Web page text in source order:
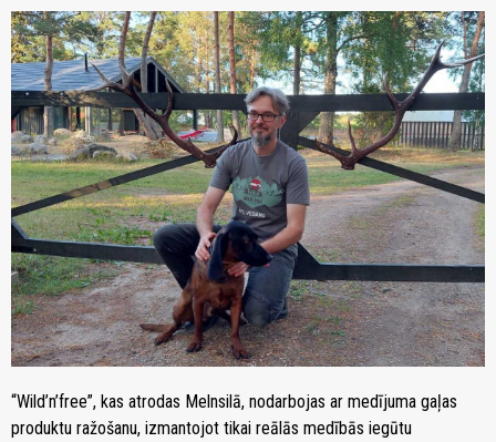
“Wild’n’free”, kas atrodas Melnsilā, nodarbojas ar medījuma gaļas
produktu ražošanu, izmantojot tikai reālās medībās iegūtu